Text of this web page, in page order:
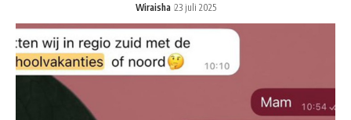
Wiraisha 23 juli 2025